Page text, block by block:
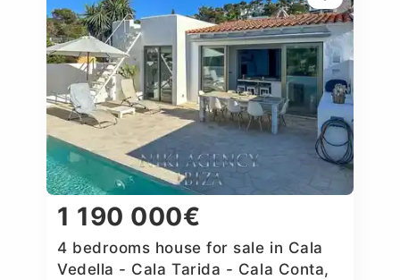
1 190 000€
4 bedrooms house for sale in Cala
Vedella - Cala Tarida - Cala Conta,